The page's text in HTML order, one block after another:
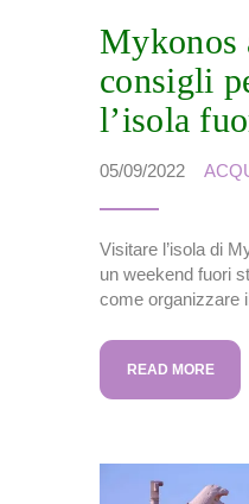
Mykonos
consigli
l’isola
05/09/2022
Visitare l’isola di
un weekend fuori
come organizzare
READ MORE